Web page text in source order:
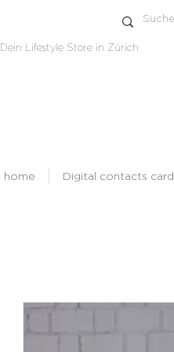
Dein Lifestyle Store in Zürich
home Digital contacts card